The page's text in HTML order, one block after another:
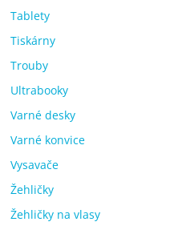
Tablety
Tiskárny
Trouby
Ultrabooky
Varné desky
Varné konvice
Vysavače
Žehličky
Žehličky na vlasy